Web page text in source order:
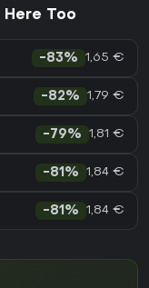
Too
-83% 1,65 €
-82% 1,79 €
-79% 1,81 €
-81% 1,84 €
-81% 1,84 €